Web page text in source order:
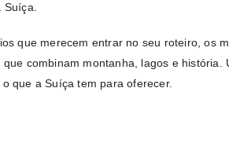
que merecem entrar no seu roteiro, os
combinam montanha, lagos e história.
que a Suíça tem para oferecer.